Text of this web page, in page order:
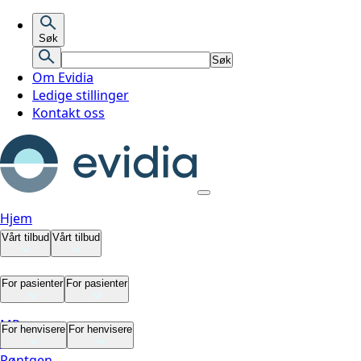
Søk
Søk
Om Evidia
Ledige stillinger
Kontakt oss
Hjem
Vårt tilbud Vårt tilbud
Vårt tilbud
MR
CT
For pasienter For pasienter
For pasienter
For henvisere For henvisere